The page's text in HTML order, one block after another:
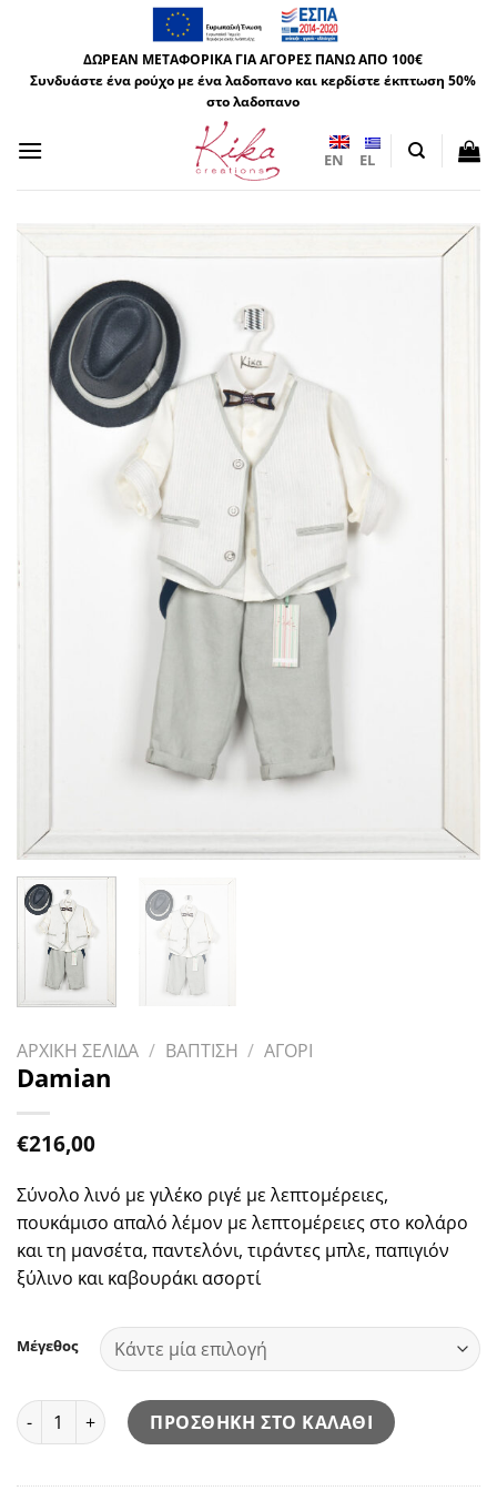
περιεχόμενοΔΩΡΕΑΝ ΜΕΤΑΦΟΡΙΚΑ ΓΙΑ ΑΓΟΡΕΣ ΠΑΝΩ ΑΠΟ 100€
Συνδυάστε ένα ρούχο με ένα λαδοπανο και κερδίστε έκπτωση 50%
στο λαδοπανο
EN EL
ΑΡΧΙΚΗ ΣΕΛΙΔΑ / ΒΑΠΤΙΣΗ / ΑΓΟΡΙ
Damian
€216,00
Σύνολο λινό με γιλέκο ριγέ με λεπτομέρειες,
πουκάμισο απαλό λέμον με λεπτομέρειες στο κολάρο
και τη μανσέτα, παντελόνι, τιράντες μπλε, παπιγιόν
ξύλινο και καβουράκι ασορτί
Μέγεθος
Damian ποσότηταΠΡΟΣΘΗΚΗ ΣΤΟ ΚΑΛΑΘΙ